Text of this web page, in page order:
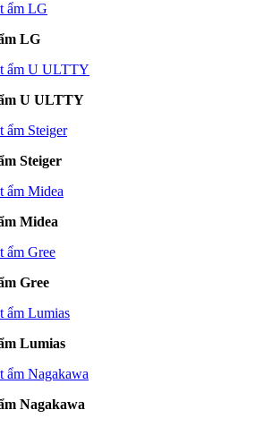
LG
U ULTTY
Steiger
Midea
Gree
Lumias
Nagakawa